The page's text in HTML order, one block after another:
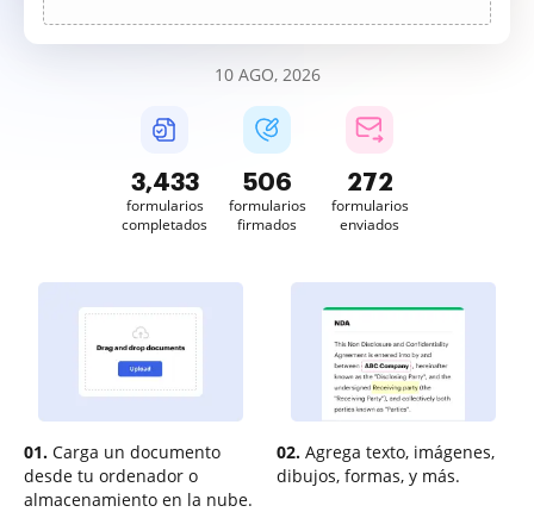
10 AGO, 2026
3,433
formularios
completados
506
formularios
firmados
272
formularios
enviados
01. Carga un documento
desde tu ordenador o
almacenamiento en la nube.
02. Agrega texto, imágenes,
dibujos, formas, y más.